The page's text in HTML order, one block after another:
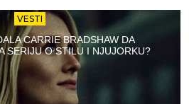
VESTI
CARRIE BRADSHAW DA
SERIJU O STILU I NJUJORKU?